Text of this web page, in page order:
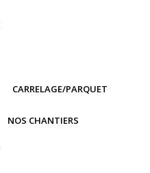
CARRELAGE/PARQUET
NOS CHANTIERS